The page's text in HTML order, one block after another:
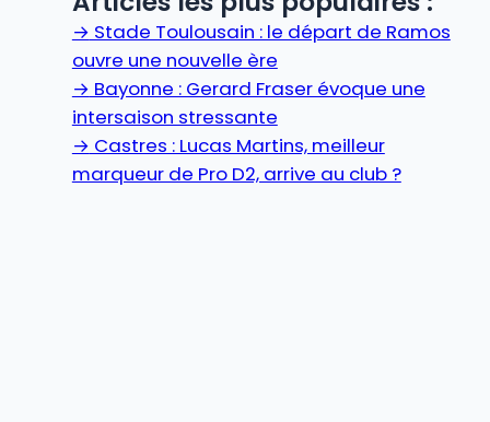
→ Stade Toulousain : le départ de Ramos
ouvre une nouvelle ère
→ Bayonne : Gerard Fraser évoque une
intersaison stressante
→ Castres : Lucas Martins, meilleur
marqueur de Pro D2, arrive au club ?